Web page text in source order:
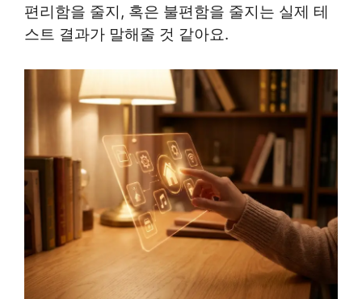
편리함을 줄지, 혹은 불편함을 줄지는 실제 테
스트 결과가 말해줄 것 같아요.